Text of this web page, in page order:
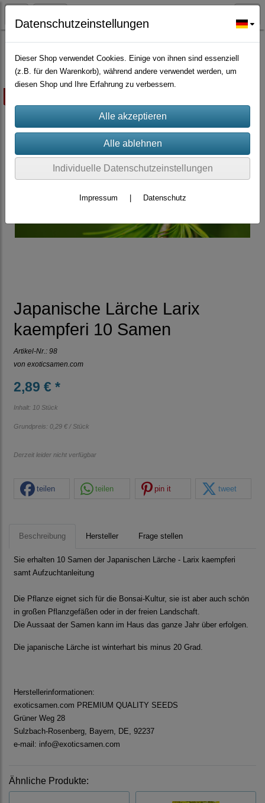
Bäume Sträucher Nadelbäume, Palmen
Japanische Lärche Larix
kaempferi 10 Samen
Artikel-Nr.: 98
von exoticsamen.com
2,89 € *
Inhalt: 10 Stück
Grundpreis: 0,29 € / Stück
Derzeit leider nicht verfügbar
teilen teilen pin it tweet
Beschreibung Hersteller Frage stellen
Sie erhalten 10 Samen der Japanischen Lärche - Larix kaempferi
samt Aufzuchtanleitung
Die Pflanze eignet sich für die Bonsai-Kultur, sie ist aber auch schön
in großen Pflanzgefäßen oder in der freien Landschaft.
Die Aussaat der Samen kann im Haus das ganze Jahr über erfolgen.
Die japanische Lärche ist winterhart bis minus 20 Grad.
Herstellerinformationen:
exoticsamen.com PREMIUM QUALITY SEEDS
Grüner Weg 28
Sulzbach-Rosenberg, Bayern, DE, 92237
e-mail: info@exoticsamen.com
Ähnliche Produkte:
Datenschutzeinstellungen
Dieser Shop verwendet Cookies. Einige von ihnen sind essenziell
(z.B. für den Warenkorb), während andere verwendet werden, um
diesen Shop und Ihre Erfahrung zu verbessern.
Individuelle Datenschutzeinstellungen
Impressum Datenschutz